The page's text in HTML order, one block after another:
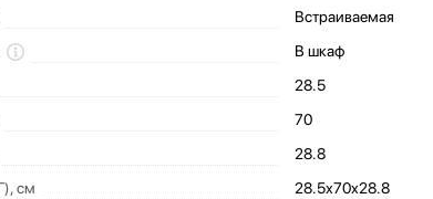
Встраиваемая
В шкаф
28.5
70
28.8
см
28.5х70х28.8